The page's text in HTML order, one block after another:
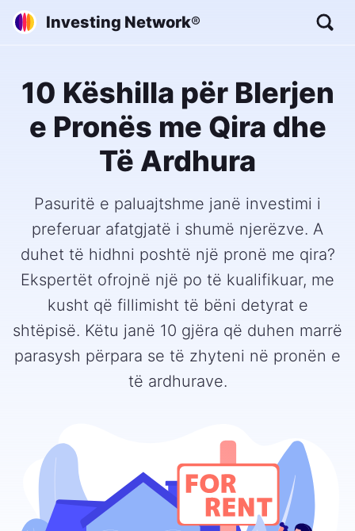
Investing Network®
10 Këshilla për Blerjen
e Pronës me Qira dhe
Të Ardhura
Pasuritë e paluajtshme janë investimi i
preferuar afatgjatë i shumë njerëzve. A
duhet të hidhni poshtë një pronë me qira?
Ekspertët ofrojnë një po të kualifikuar, me
kusht që fillimisht të bëni detyrat e
shtëpisë. Këtu janë 10 gjëra që duhen marrë
parasysh përpara se të zhyteni në pronën e
të ardhurave.